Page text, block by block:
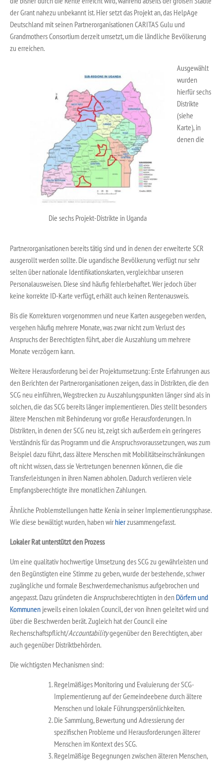
der Grant nahezu unbekannt ist. Hier setzt das Projekt an, das HelpAge
Deutschland mit seinen Partnerorganisationen CARITAS Gulu und
Grandmothers Consortium derzeit umsetzt, um die ländliche Bevölkerung
zu erreichen.
Die sechs Projekt-Distrikte in Uganda
Ausgewählt
wurden
hierfür sechs
Distrikte
(siehe
Karte), in
denen die
Partnerorganisationen bereits tätig sind und in denen der erweiterte SCR
ausgerollt werden sollte. Die ugandische Bevölkerung verfügt nur sehr
selten über nationale Identifikationskarten, vergleichbar unseren
Personalausweisen. Diese sind häufig fehlerbehaftet. Wer jedoch über
keine korrekte ID-Karte verfügt, erhält auch keinen Rentenausweis.
Bis die Korrekturen vorgenommen und neue Karten ausgegeben werden,
vergehen häufig mehrere Monate, was zwar nicht zum Verlust des
Anspruchs der Berechtigten führt, aber die Auszahlung um mehrere
Monate verzögern kann.
Weitere Herausforderung bei der Projektumsetzung: Erste Erfahrungen aus
den Berichten der Partnerorganisationen zeigen, dass in Distrikten, die den
SCG neu einführen, Wegstrecken zu Auszahlungspunkten länger sind als in
solchen, die das SCG bereits länger implementieren. Dies stellt besonders
ältere Menschen mit Behinderung vor große Herausforderungen. In
Distrikten, in denen der SCG neu ist, zeigt sich außerdem ein geringeres
Verständnis für das Programm und die Anspruchsvoraussetzungen, was zum
Beispiel dazu führt, dass ältere Menschen mit Mobilitätseinschränkungen
oft nicht wissen, dass sie Vertretungen benennen können, die die
Transferleistungen in ihren Namen abholen. Dadurch verlieren viele
Empfangsberechtigte ihre monatlichen Zahlungen.
Ähnliche Problemstellungen hatte Kenia in seiner Implementierungsphase.
Wie diese bewältigt wurden, haben wirhierzusammengefasst.
Lokaler Rat unterstützt den Prozess
Um eine qualitativ hochwertige Umsetzung des SCG zu gewährleisten und
den Begünstigten eine Stimme zu geben, wurde der bestehende, schwer
zugängliche und formale Beschwerdemechanismus aufgebrochen und
angepasst. Dazu gründeten die Anspruchsberechtigten in den Dörfern und
Kommunen jeweils einen lokalen Council, der von ihnen geleitet wird und
über die Beschwerden berät. Zugleich hat der Council eine
Rechenschaftspflicht/Accountabilitygegenüber den Berechtigten, aber
auch gegenüber Distriktbehörden.
Die wichtigsten Mechanismen sind:
Regelmäßiges Monitoring und Evaluierung der SCG-
Implementierung auf der Gemeindeebene durch ältere
Menschen und lokale Führungspersönlichkeiten.
Die Sammlung, Bewertung und Adressierung der
spezifischen Probleme und Herausforderungen älterer
Menschen im Kontext des SCG.
Regelmäßige Begegnungen zwischen älteren Menschen,